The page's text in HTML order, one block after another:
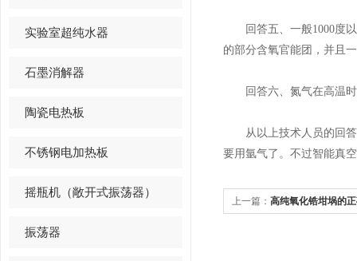
实验室超纯水器
石墨消解器
陶瓷电热板
不锈钢电加热板
摇瓶机（敞开式振荡器）
振荡器
回答五、一般1000度以
的部分含氧官能团，并且
回答六、氮气在高温时
从以上技术人员的回答
要用氩气了。不过智能真
上一篇： 高纯氧化锆坩埚的